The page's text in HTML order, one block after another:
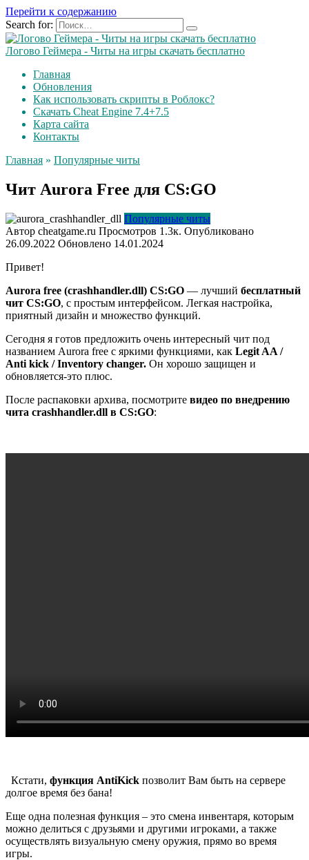
Перейти к содержанию
Search for:
Логово Геймера - Читы на игры скачать бесплатно
Главная
Обновления
Как использовать скрипты в Роблокс?
Скачать Cheat Engine 7.4+7.5
Карта сайта
Контакты
Главная » Популярные читы
Чит Aurora Free для CS:GO
Популярные читы
Автор cheatgame.ru Просмотров 1.3к. Опубликовано
26.09.2022 Обновлено 14.01.2024
Привет!
Aurora free (crashhandler.dll) CS:GO — лучший бесплатный
чит CS:GO, с простым интерфейсом. Легкая настройка,
приятный дизайн и множество функций.
Сегодня я готов предложить очень интересный чит под
названием Aurora free с яркими функциями, как Legit AA /
Anti kick / Inventory changer. Он хорошо защищен и
обновляется-это плюс.
После распаковки архива, посмотрите видео по внедрению
чита crashhandler.dll в CS:GO:
Кстати, функция AntiKick позволит Вам быть на сервере
долгое время без бана!
Еще одна полезная функция – это смена инвентаря, которым
можно делиться с друзьями и другими игроками, а также
осуществлять визуальную смену оружия, прямо во время
игры.